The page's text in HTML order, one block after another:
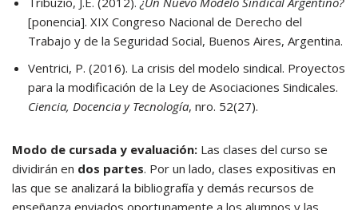
[ponencia]. XIX Congreso Nacional de Derecho del
Trabajo y de la Seguridad Social, Buenos Aires, Argentina.
Ventrici, P. (2016). La crisis del modelo sindical. Proyectos
para la modificación de la Ley de Asociaciones Sindicales.
Ciencia, Docencia y Tecnología, nro. 52(27).
Modo de cursada y evaluación: Las clases del curso se
dividirán en dos partes. Por un lado, clases expositivas en
las que se analizará la bibliografía y demás recursos de
enseñanza enviados oportunamente a los alumnos y las